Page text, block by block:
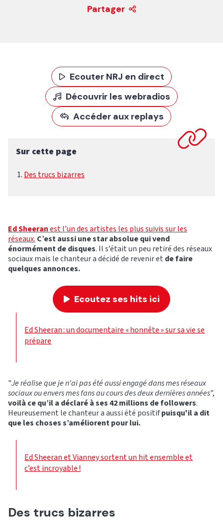
Partager
Ecouter NRJ en direct
Découvrir les webradios
Accéder aux replays
Sur cette page
Des trucs bizarres
Ed Sheeranest l’un des artistes les plus suivis sur les
réseaux. C’est aussi une star absolue qui vend
énormément de disques. Il s’était un peu retiré des réseaux
sociaux mais le chanteur a décidé de revenir et de faire
quelques annonces.
Ecoutez ses hits ici
Ed Sheeran : un documentaire « honnête » sur sa vie se
prépare
"Je réalise que je n'ai pas été aussi engagé dans mes réseaux
sociaux ou envers mes fans au cours des deux dernières années",
voilà ce qu’il a déclaré à ses 42 millions de followers.
Heureusement le chanteur a aussi été positifpuisqu'il a dit
que les choses s’améliorent pour lui.
Ed Sheeran et Vianney sortent un hit ensemble et
c’est incroyable !
Des trucs bizarres